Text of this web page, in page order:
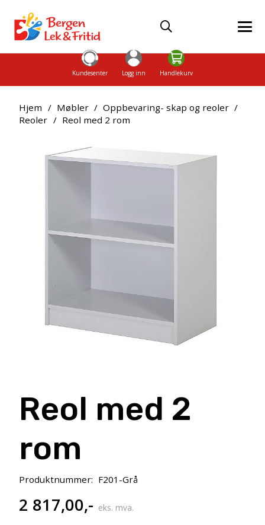
Kundesenter Logg inn Handlekurv
Hjem / Møbler / Oppbevaring- skap og reoler /
Reoler / Reol med 2 rom
Reol med 2
rom
Produktnummer: F201-Grå
2 817,00,- eks. mva.